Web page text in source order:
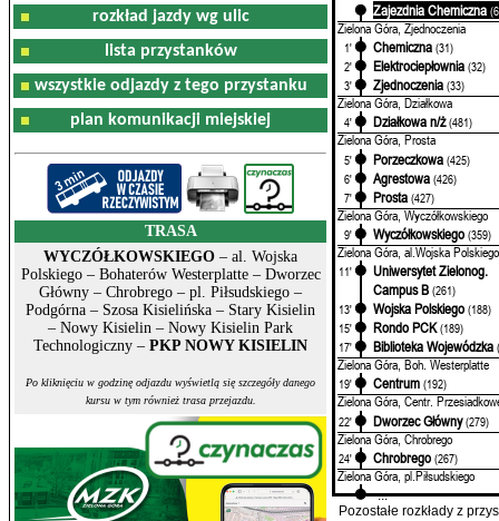
rozkład jazdy wg ulic
lista przystanków
wszystkie odjazdy z tego przystanku
plan komunikacji miejskiej
TRASA
WYCZÓŁKOWSKIEGO – al. Wojska
Polskiego – Bohaterów Westerplatte – Dworzec
Główny – Chrobrego – pl. Piłsudskiego –
Podgórna – Szosa Kisielińska – Stary Kisielin
– Nowy Kisielin – Nowy Kisielin Park
Technologiczny – PKP NOWY KISIELIN
Po kliknięciu w godzinę odjazdu wyświetlą się szczegóły danego
kursu w tym również trasa przejazdu.
Zajezdnia Chemiczna
Zielona Góra, Zjednoczenia
1' Chemiczna (31)
2'
Elektrociepłownia (32)
3'
Zjednoczenia (33)
Zielona Góra, Działkowa
4' Działkowa n/ż (481)
Zielona Góra, Prosta
5' Porzeczkowa (425)
6'
Agrestowa (426)
7'
Prosta (427)
Zielona Góra, Wyczółkowskiego
9' Wyczółkowskiego (359)
Zielona Góra, al.Wojska Polskiego
11'
Uniwersytet Zielonog.
Campus B (261)
13'
Wojska Polskiego (188)
15'
Rondo PCK (189)
17'
Biblioteka Wojewódzka
Zielona Góra, Boh. Westerplatte
19' Centrum (192)
Zielona Góra, Centr.
22' Dworzec Główny (279)
Zielona Góra, Chrobrego
24' Chrobrego (267)
Zielona Góra, pl.Piłsudskiego
...
Pozostałe rozkłady z